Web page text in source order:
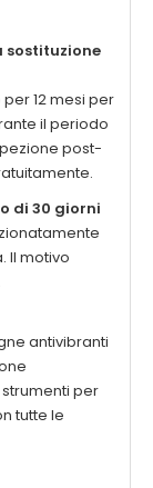
sostituzione
12 mesi per
il periodo
post-
di 30 giorni
Il motivo
antivibranti
per
tutte le